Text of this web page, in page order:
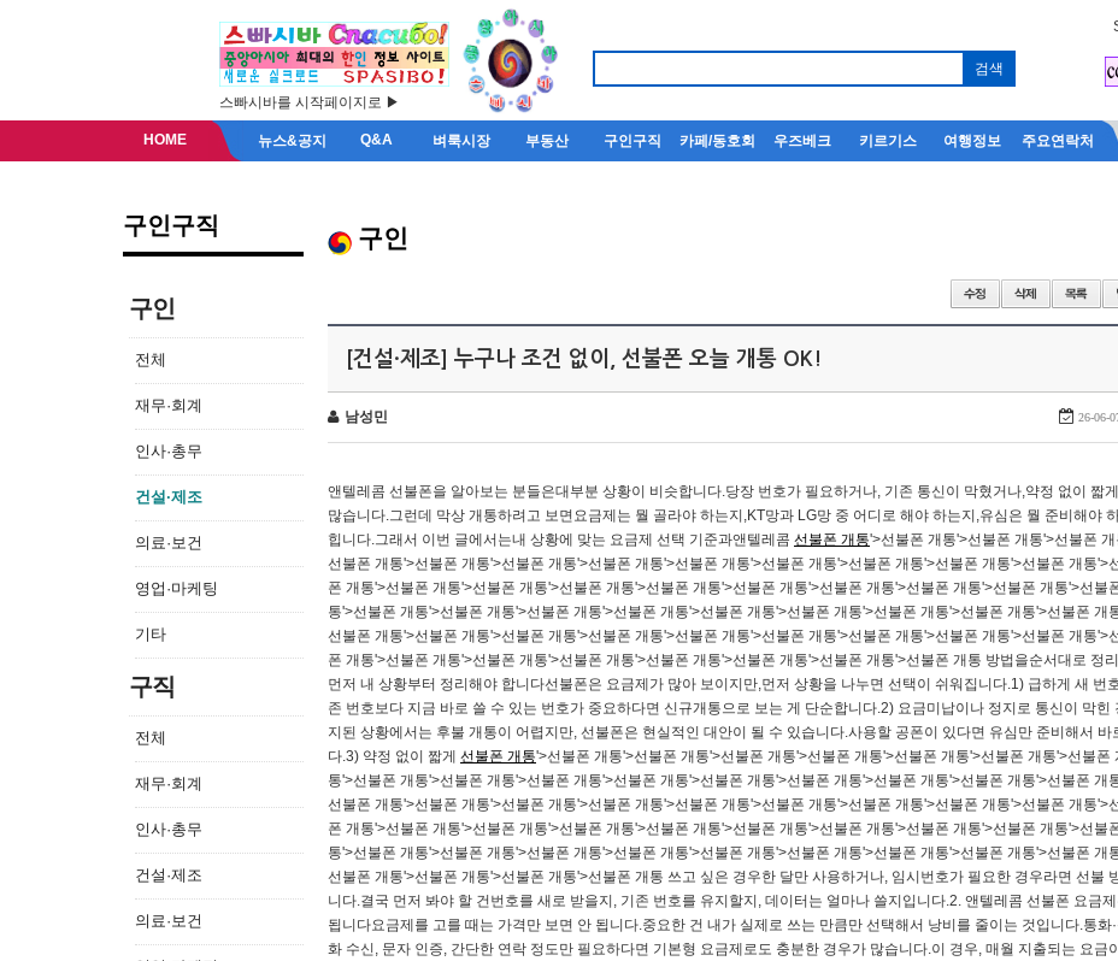
스빠시바를 시작페이지로 ▶
HOME 뉴스&공지 Q&A 벼룩시장 부동산 구인구직 카페/동호회 우즈베크 키르기스 여행정보 주요연락처
구인구직
구인
전체
재무·회계
인사·총무
건설·제조
의료·보건
영업·마케팅
기타
구직
전체
재무·회계
인사·총무
건설·제조
의료·보건
구인
[건설·제조] 누구나 조건 없이, 선불폰 오늘 개통 OK!
남성민 26-06-
앤텔레콤 선불폰을 알아보는 분들은대부분 상황이 비슷합니다.​당장 번호가 필요하거나, 기존 통신이 막혔거나,약정 없이 짧
많습니다.​그런데 막상 개통하려고 보면요금제는 뭘 골라야 하는지,KT망과 LG망 중 어디로 해야 하는지,유심은 뭘 준비해야
힙니다.​그래서 이번 글에서는내 상황에 맞는 요금제 선택 기준과앤텔레콤 선불폰 개통'>선불폰 개통'>선불폰 개통'>선불폰
선불폰 개통'>선불폰 개통'>선불폰 개통'>선불폰 개통'>선불폰 개통'>선불폰 개통'>선불폰 개통'>선불폰 개통'>선불폰 개통'>
폰 개통'>선불폰 개통'>선불폰 개통'>선불폰 개통'>선불폰 개통'>선불폰 개통'>선불폰 개통'>선불폰 개통'>선불폰 개통'>선불
통'>선불폰 개통'>선불폰 개통'>선불폰 개통'>선불폰 개통'>선불폰 개통'>선불폰 개통'>선불폰 개통'>선불폰 개통'>선불폰 개
선불폰 개통'>선불폰 개통'>선불폰 개통'>선불폰 개통'>선불폰 개통'>선불폰 개통'>선불폰 개통'>선불폰 개통'>선불폰 개통'>
폰 개통'>선불폰 개통'>선불폰 개통'>선불폰 개통'>선불폰 개통'>선불폰 개통'>선불폰 개통'>선불폰 개통 방법을순서대로 정
먼저 내 상황부터 정리해야 합니다선불폰은 요금제가 많아 보이지만,먼저 상황을 나누면 선택이 쉬워집니다.​​1) 급하게 새 번
존 번호보다 지금 바로 쓸 수 있는 번호가 중요하다면 신규개통​으로 보는 게 단순합니다.2) 요금미납이나 정지로 통신이 막힌
지된 상황에서는 후불 개통이 어렵지만, 선불폰은 현실적인 대안이 될 수 있습니다.​사용할 공폰이 있다면 유심만 준비해서 바
다.3) 약정 없이 짧게 선불폰 개통'>선불폰 개통'>선불폰 개통'>선불폰 개통'>선불폰 개통'>선불폰 개통'>선불폰 개통'>선불폰
통'>선불폰 개통'>선불폰 개통'>선불폰 개통'>선불폰 개통'>선불폰 개통'>선불폰 개통'>선불폰 개통'>선불폰 개통'>선불폰 개
선불폰 개통'>선불폰 개통'>선불폰 개통'>선불폰 개통'>선불폰 개통'>선불폰 개통'>선불폰 개통'>선불폰 개통'>선불폰 개통'>
폰 개통'>선불폰 개통'>선불폰 개통'>선불폰 개통'>선불폰 개통'>선불폰 개통'>선불폰 개통'>선불폰 개통'>선불폰 개통'>선불
통'>선불폰 개통'>선불폰 개통'>선불폰 개통'>선불폰 개통'>선불폰 개통'>선불폰 개통'>선불폰 개통'>선불폰 개통'>선불폰 개
선불폰 개통'>선불폰 개통'>선불폰 개통'>선불폰 개통 쓰고 싶은 경우​한 달만 사용하거나, 임시번호가 필요한 경우라면 선불
니다.​결국 먼저 봐야 할 건번호를 새로 받을지, 기존 번호를 유지할지, 데이터는 얼마나 쓸지입니다.​​2. 앤텔레콤 선불폰 요금
됩니다​요금제를 고를 때는 가격만 보면 안 됩니다.중요한 건 내가 실제로 쓰는 만큼만 선택해서 낭비를 줄이는 것입니다.​통화
화 수신, 문자 인증, 간단한 연락 정도만 필요하다면 기본형 요금제로도 충분한 경우가 많습니다.​이 경우, 매월 지출되는 요금